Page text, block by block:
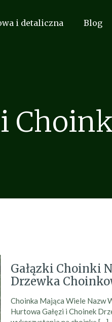
i detaliczna Blog
Gałązki Choinki
Drzewka
Choinka Mająca Wiele Nazw
Hurtowa Gałęzi i Choinek